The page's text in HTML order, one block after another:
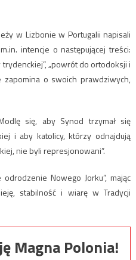
w Lizbonie w Portugalii napisali
intencje o następującej treści:
„powrót do ortodoksji i
zapomina o swoich prawdziwych,
się, aby Synod trzymał się
i aby katolicy, którzy odnajdują
nie byli represjonowani”.
Nowego Jorku”, mając
stabilność i wiarę w Tradycji
Magna Polonia!